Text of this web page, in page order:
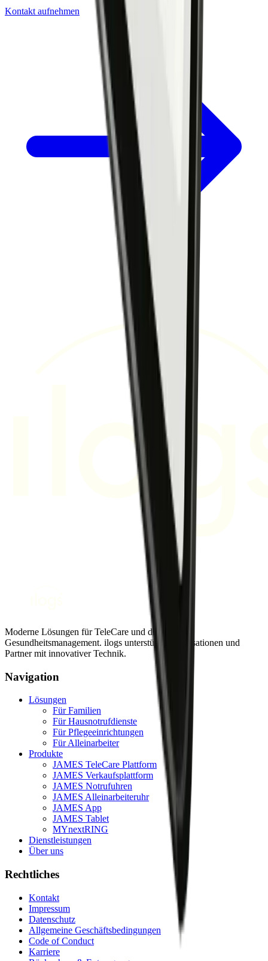
Kontakt aufnehmen
Moderne Lösungen für TeleCare und digitales
Gesundheitsmanagement. ilogs unterstützt Organisationen und
Partner mit innovativer Technik.
Navigation
Lösungen
Für Familien
Für Hausnotrufdienste
Für Pflegeeinrichtungen
Für Alleinarbeiter
Produkte
JAMES TeleCare Plattform
JAMES Verkaufsplattform
JAMES Notrufuhren
JAMES Alleinarbeiteruhr
JAMES App
JAMES Tablet
MYnextRING
Dienstleistungen
Über uns
Rechtliches
Kontakt
Impressum
Datenschutz
Allgemeine Geschäftsbedingungen
Code of Conduct
Karriere